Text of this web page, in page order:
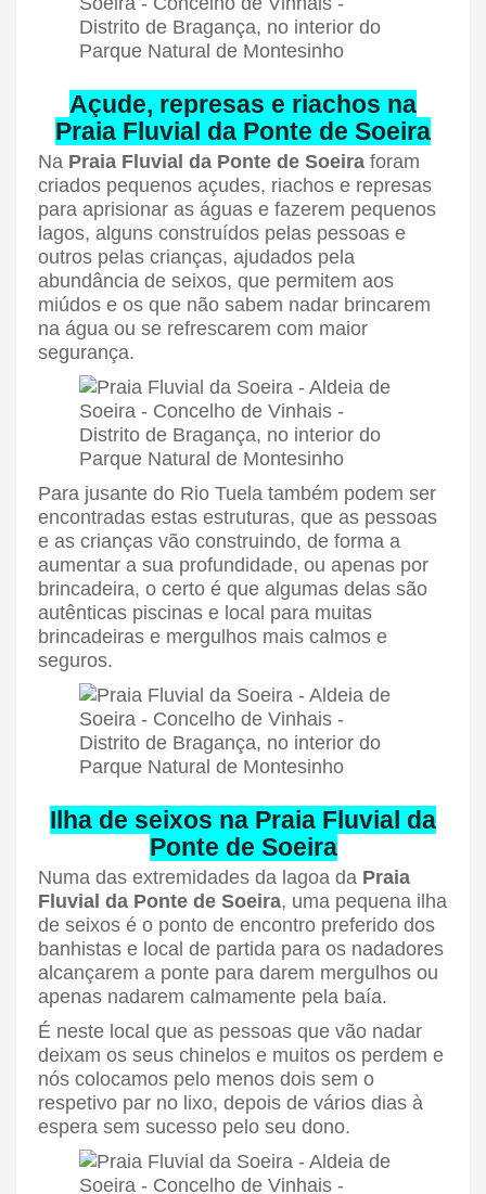
Açude, represas e riachos na
Praia Fluvial da Ponte de Soeira
Na Praia Fluvial da Ponte de Soeira foram
criados pequenos açudes, riachos e represas
para aprisionar as águas e fazerem pequenos
lagos, alguns construídos pelas pessoas e
outros pelas crianças, ajudados pela
abundância de seixos, que permitem aos
miúdos e os que não sabem nadar brincarem
na água ou se refrescarem com maior
segurança.
Para jusante do Rio Tuela também podem ser
encontradas estas estruturas, que as pessoas
e as crianças vão construindo, de forma a
aumentar a sua profundidade, ou apenas por
brincadeira, o certo é que algumas delas são
autênticas piscinas e local para muitas
brincadeiras e mergulhos mais calmos e
seguros.
Ilha de seixos na Praia Fluvial da
Ponte de Soeira
Numa das extremidades da lagoa da Praia
Fluvial da Ponte de Soeira, uma pequena ilha
de seixos é o ponto de encontro preferido dos
banhistas e local de partida para os nadadores
alcançarem a ponte para darem mergulhos ou
apenas nadarem calmamente pela baía.
É neste local que as pessoas que vão nadar
deixam os seus chinelos e muitos os perdem e
nós colocamos pelo menos dois sem o
respetivo par no lixo, depois de vários dias à
espera sem sucesso pelo seu dono.